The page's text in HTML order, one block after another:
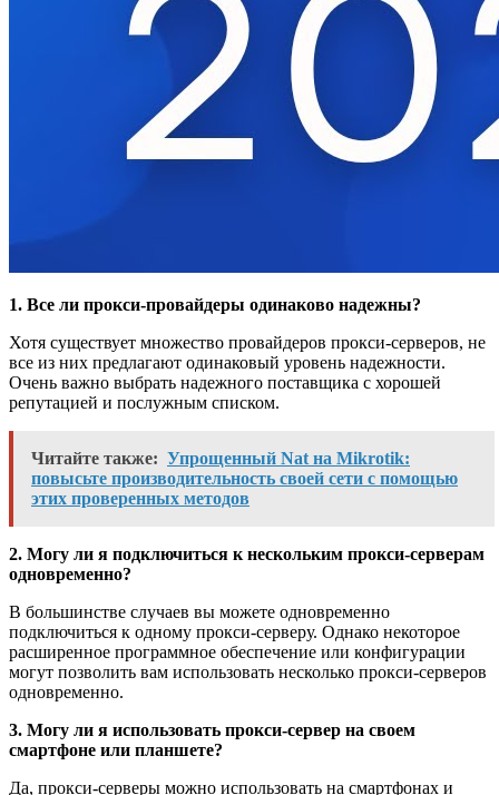
1. Все ли прокси-провайдеры одинаково надежны?
Хотя существует множество провайдеров прокси-серверов, не
все из них предлагают одинаковый уровень надежности.
Очень важно выбрать надежного поставщика с хорошей
репутацией и послужным списком.
Читайте также: Упрощенный Nat на Mikrotik:
повысьте производительность своей сети с помощью
этих проверенных методов
2. Могу ли я подключиться к нескольким прокси-серверам
одновременно?
В большинстве случаев вы можете одновременно
подключиться к одному прокси-серверу. Однако некоторое
расширенное программное обеспечение или конфигурации
могут позволить вам использовать несколько прокси-серверов
одновременно.
3. Могу ли я использовать прокси-сервер на своем
смартфоне или планшете?
Да, прокси-серверы можно использовать на смартфонах и